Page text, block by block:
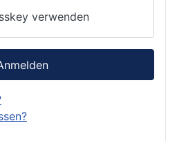
verwenden